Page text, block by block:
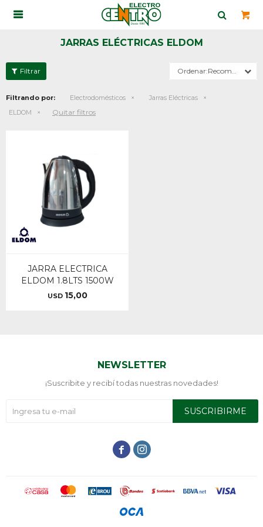

JARRAS ELÉCTRICAS ELDOM
Recomendados
Filtrando por: Electrodomésticos
Jarras Eléctricas
ELDOM
Quitar filtros
JARRA ELECTRICA
ELDOM 1.8LTS 1500W
USD 15,00
NEWSLETTER
¡Suscribite y recibí todas nuestras novedades!
SUSCRIBIRME
 